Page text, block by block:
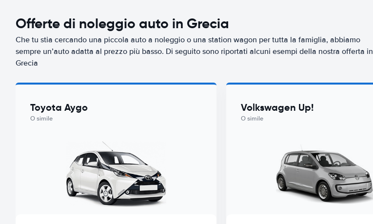
Offerte di noleggio auto in Grecia
Che tu stia cercando una piccola auto a noleggio o una station wagon per tutta la famiglia, abbiamo
sempre un’auto adatta al prezzo più basso. Di seguito sono riportati alcuni esempi della nostra offerta in
Grecia
Toyota Aygo
O simile
Volkswagen Up!
O simile